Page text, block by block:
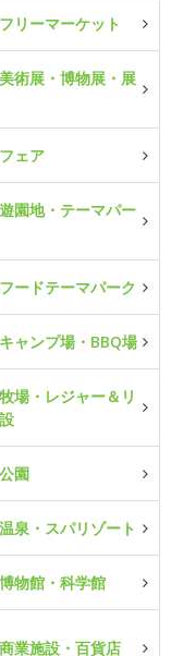
フリーマーケット
美術展・博物展・展
フェア
遊園地・テーマパー
フードテーマパーク
キャンプ場・BBQ場
牧場・レジャー＆リ
公園
温泉・スパリゾート
博物館・科学館
商業施設・百貨店